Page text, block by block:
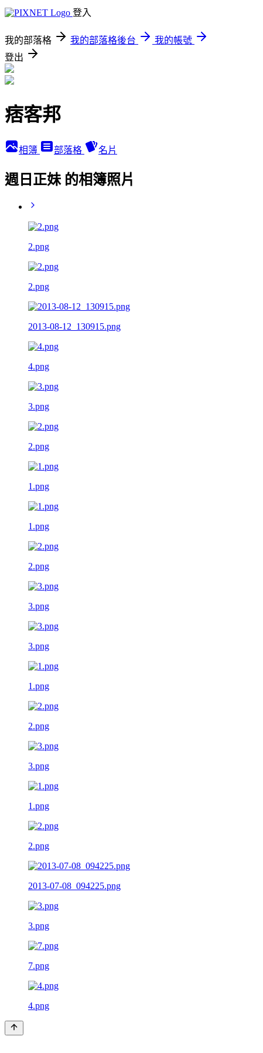
登入
我的部落格 我的部落格後台
我的帳號
登出
痞客邦
相簿 部落格 名片
週日正妹 的相簿照片
2.png
2.png
2013-08-12_130915.png
4.png
3.png
2.png
1.png
1.png
2.png
3.png
3.png
1.png
2.png
3.png
1.png
2.png
2013-07-08_094225.png
3.png
7.png
4.png